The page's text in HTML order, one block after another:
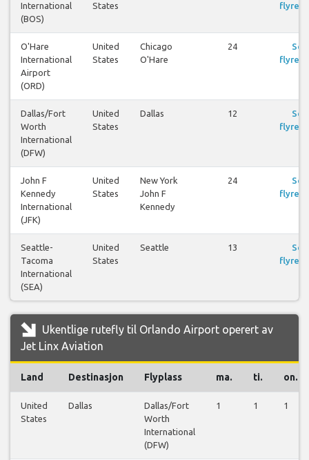
International
(BOS)
States
O'Hare
International
Airport
(ORD)
United
States
Chicago
O'Hare
24
Se
Dallas/Fort
Worth
International
(DFW)
United
States
Dallas 12
Se
John F
Kennedy
International
(JFK)
United
States
New York
John F
Kennedy
24
Se
Seattle-
Tacoma
International
(SEA)
United
States
Seattle 13
Se
Ukentlige rutefly til Orlando Airport operert av
Jet Linx Aviation
Land Destinasjon Flyplass ma. ti. on.
United
States
Dallas
Dallas/Fort
Worth
International
(DFW)
1 1 1